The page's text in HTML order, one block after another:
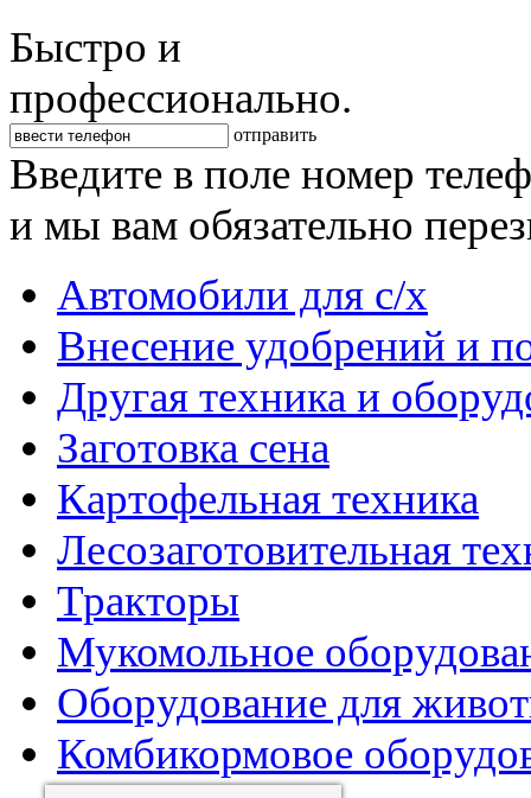
Быстро и
профессионально.
отправить
Введите в поле номер
и мы вам обязательно
Автомобили для с/х
Внесение удобрений и
Другая техника и
Заготовка сена
Картофельная техника
Лесозаготовительная
Тракторы
Мукомольное
Оборудование для
Комбикормовое